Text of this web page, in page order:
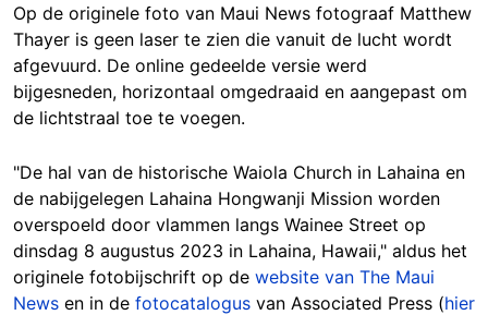
Op de originele foto van Maui News fotograaf Matthew
Thayer is geen laser te zien die vanuit de lucht wordt
afgevuurd. De online gedeelde versie werd
bijgesneden, horizontaal omgedraaid en aangepast om
de lichtstraal toe te voegen.
"De hal van de historische Waiola Church in Lahaina en
de nabijgelegen Lahaina Hongwanji Mission worden
overspoeld door vlammen langs Wainee Street op
dinsdag 8 augustus 2023 in Lahaina, Hawaii," aldus het
originele fotobijschrift op de website van The Maui
News en in de fotocatalogus van Associated Press (hier